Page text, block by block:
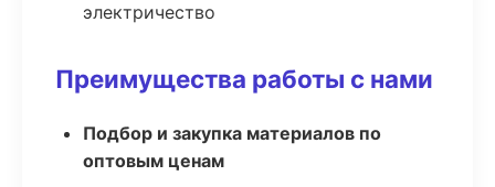
электричество
Преимущества работы с нами
Подбор и закупка материалов по
оптовым ценам